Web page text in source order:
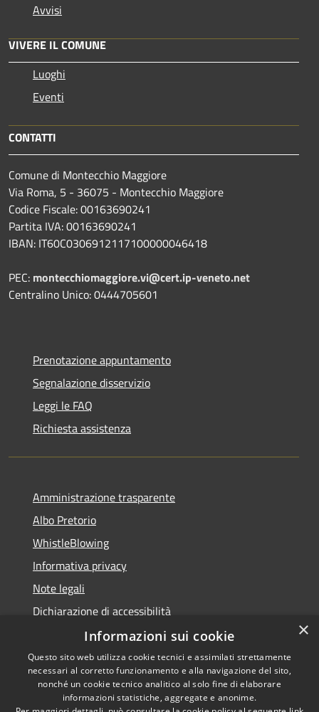
Avvisi
VIVERE IL COMUNE
Luoghi
Eventi
CONTATTI
Comune di Montecchio Maggiore
Via Roma, 5 - 36075 - Montecchio Maggiore
Codice Fiscale: 00163690241
Partita IVA: 00163690241
IBAN: IT60C0306912117100000046418
PEC: montecchiomaggiore.vi@cert.ip-veneto.net
Centralino Unico: 0444705601
Prenotazione appuntamento
Segnalazione disservizio
Leggi le FAQ
Richiesta assistenza
Amministrazione trasparente
Albo Pretorio
WhistleBlowing
Informativa privacy
Note legali
Dichiarazione di accessibilità
Accessibilità
Copyright © 2026 • Città di
Montecchio Maggiore •
×
Informazioni sui cookie
Questo sito web utilizza cookie tecnici e assimilati strettamente
necessari al corretto funzionamento e alla navigazione del sito,
nonché un cookie tecnico analitico al solo fine di elaborare
informazioni statistiche, aggregate e anonime.